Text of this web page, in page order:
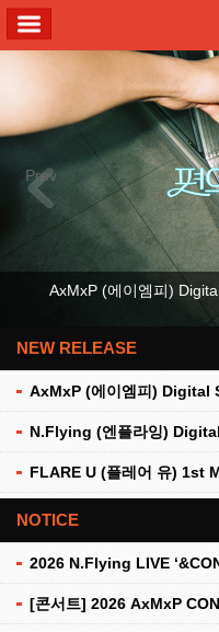
Previous
AxMxP (에이엠피)
NEW RELEASE
AxMxP (에이엠피) Digital
N.Flying (엔플라잉)
NOTICE
[콘서트] 2026 AxMxP